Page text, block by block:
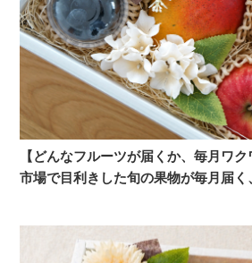
【どんなフルーツが届くか、毎月ワ
市場で目利きした旬の果物が毎月届